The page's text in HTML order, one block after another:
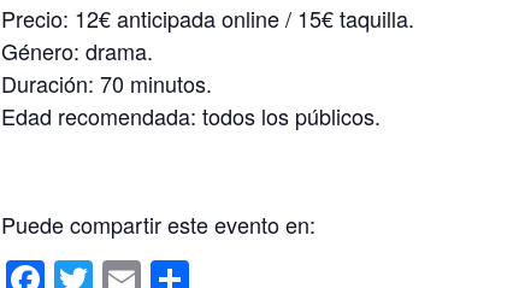
Precio: 12€ anticipada online / 15€ taquilla.
Género: drama.
Duración: 70 minutos.
Edad recomendada: todos los públicos.
Puede compartir este evento en: